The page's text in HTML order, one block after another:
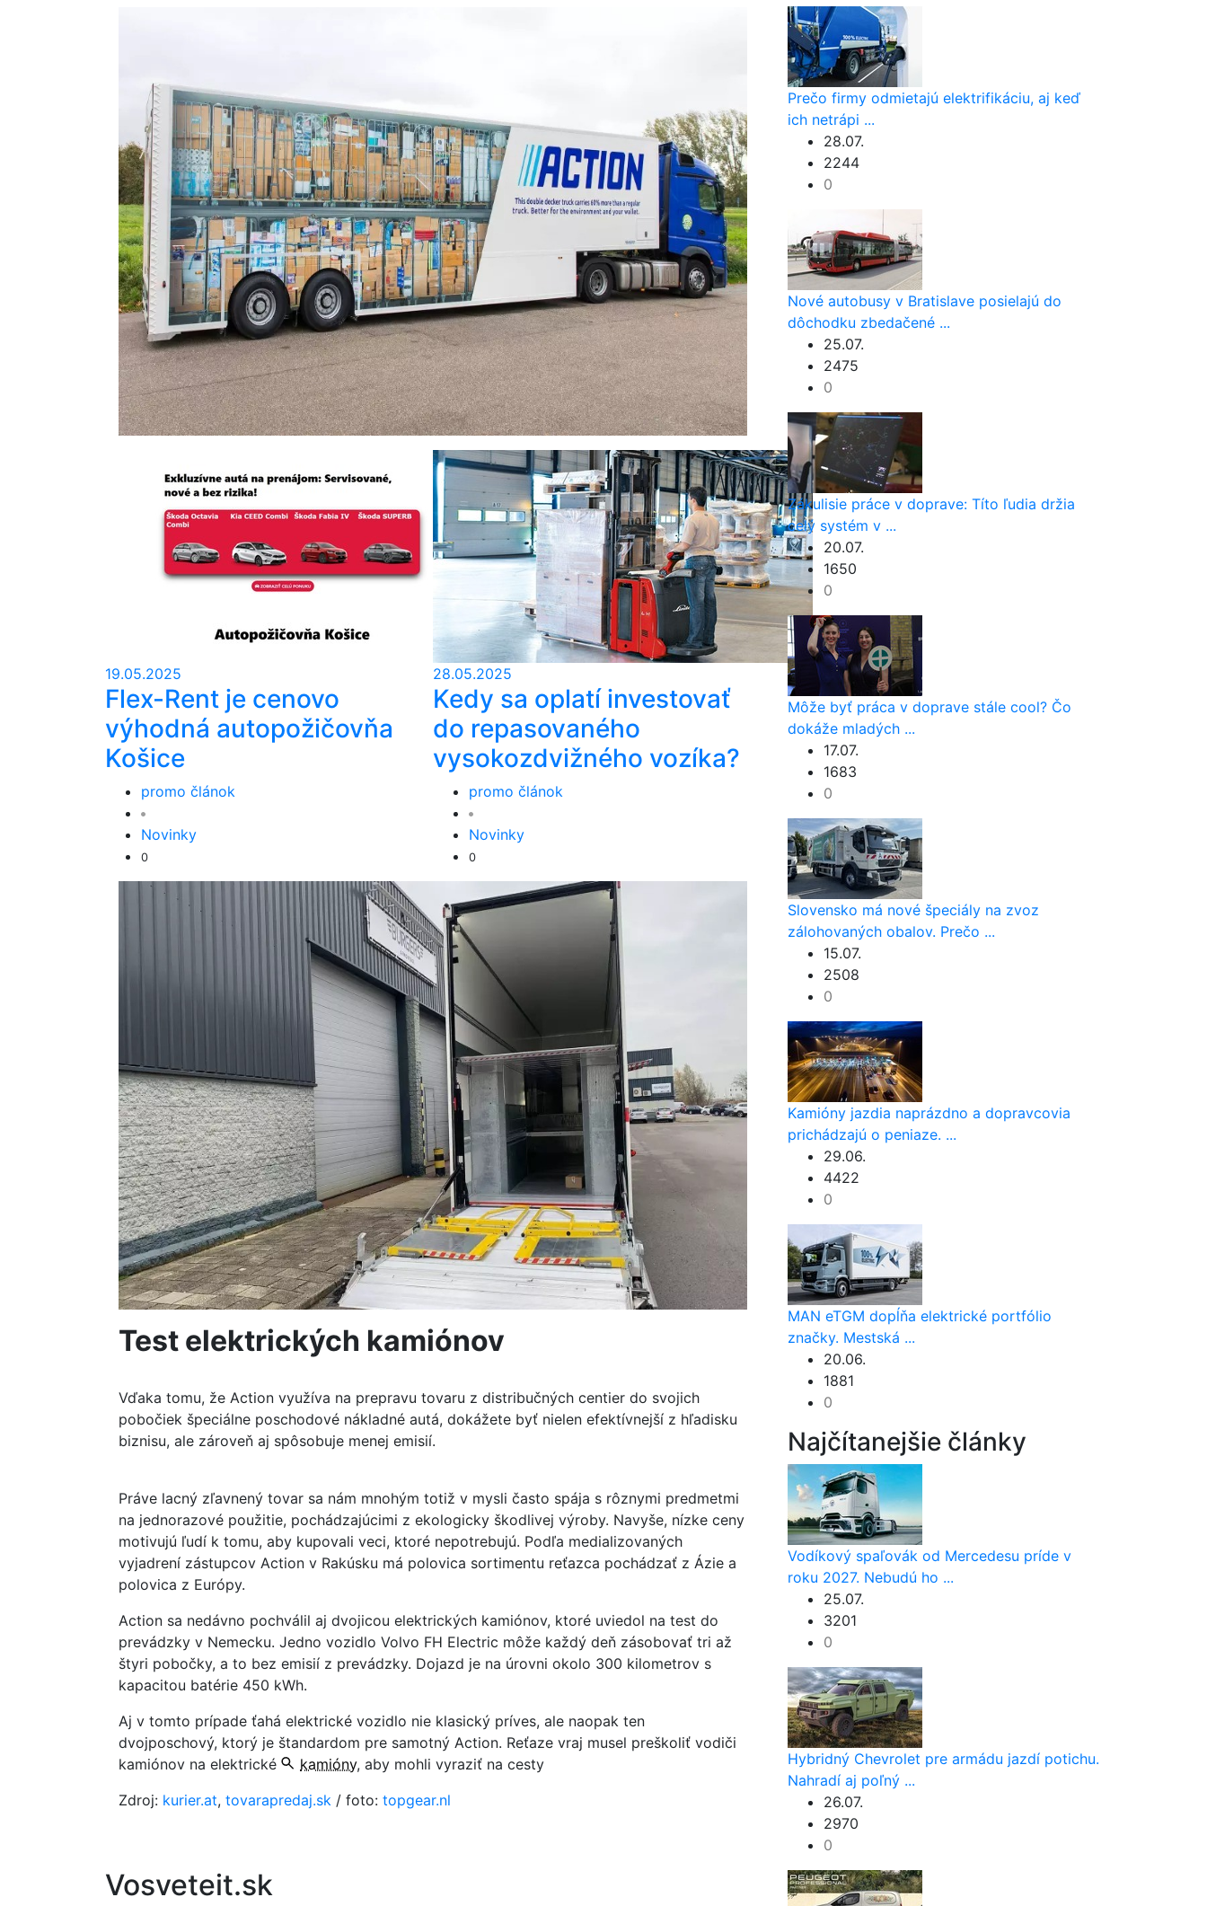
19.05.2025
Flex-Rent je cenovo
výhodná autopožičovňa
Košice
promo článok
Novinky
0
28.05.2025
Kedy sa oplatí investovať
do repasovaného
vysokozdvižného vozíka?
promo článok
Novinky
0
Test elektrických kamiónov
Vďaka tomu, že Action využíva na prepravu tovaru z distribučných centier do svojich
pobočiek špeciálne poschodové nákladné autá, dokážete byť nielen efektívnejší z hľadisku
biznisu, ale zároveň aj spôsobuje menej emisií.
Práve lacný zľavnený tovar sa nám mnohým totiž v mysli často spája s rôznymi predmetmi
na jednorazové použitie, pochádzajúcimi z ekologicky škodlivej výroby. Navyše, nízke ceny
motivujú ľudí k tomu, aby kupovali veci, ktoré nepotrebujú. Podľa medializovaných
vyjadrení zástupcov Action v Rakúsku má polovica sortimentu reťazca pochádzať z Ázie a
polovica z Európy.
Action sa nedávno pochválil aj dvojicou elektrických kamiónov, ktoré uviedol na test do
prevádzky v Nemecku. Jedno vozidlo Volvo FH Electric môže každý deň zásobovať tri až
štyri pobočky, a to bez emisií z prevádzky. Dojazd je na úrovni okolo 300 kilometrov s
kapacitou batérie 450 kWh.
Aj v tomto prípade ťahá elektrické vozidlo nie klasický príves, ale naopak ten
dvojposchový, ktorý je štandardom pre samotný Action. Reťaze vraj musel preškoliť vodiči
kamiónov na elektrické
kamióny, aby mohli vyraziť na cesty
Zdroj: kurier.at, tovarapredaj.sk / foto: topgear.nl
Vosveteit.sk
Prečo firmy odmietajú elektrifikáciu, aj keď
ich netrápi ...
28.07.
2244
0
Nové autobusy v Bratislave posielajú do
dôchodku zbedačené ...
25.07.
2475
0
Zákulisie práce v doprave: Títo ľudia držia
celý systém v ...
20.07.
1650
0
Môže byť práca v doprave stále cool? Čo
dokáže mladých ...
17.07.
1683
0
Slovensko má nové špeciály na zvoz
zálohovaných obalov. Prečo ...
15.07.
2508
0
Kamióny jazdia naprázdno a dopravcovia
prichádzajú o peniaze. ...
29.06.
4422
0
MAN eTGM dopĺňa elektrické portfólio
značky. Mestská ...
20.06.
1881
0
Najčítanejšie články
Vodíkový spaľovák od Mercedesu príde v
roku 2027. Nebudú ho ...
25.07.
3201
0
Hybridný Chevrolet pre armádu jazdí potichu.
Nahradí aj poľný ...
26.07.
2970
0